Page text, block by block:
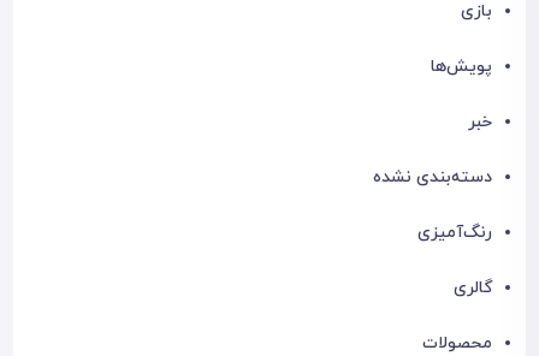
بازی
پویش‌ها
خبر
دسته‌بندی نشده
رنگ‌آمیزی
گالری
محصولات